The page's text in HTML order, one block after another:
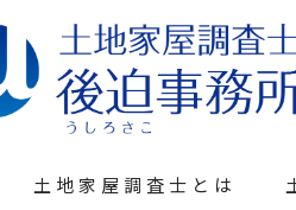
土地家屋調査士とは